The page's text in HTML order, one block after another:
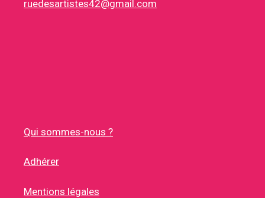
ruedesartistes42@gmail.com
Qui sommes-nous ?
Adhérer
Mentions légales